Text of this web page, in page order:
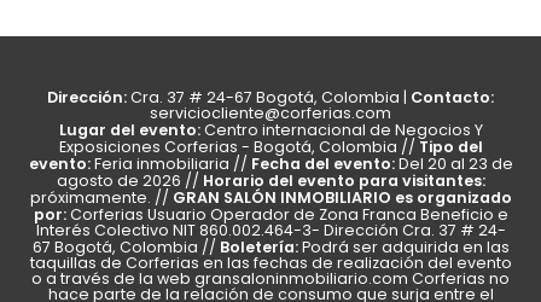
Dirección:Cra. 37 # 24-67 Bogotá, Colombia | Contacto:
serviciocliente@corferias.com
Lugar del evento:Centro internacional de Negocios Y
Exposiciones Corferias - Bogotá, Colombia // Tipo del
evento:Feria inmobiliaria // Fecha del evento:Del 20 al 23 de
agosto de 2026 // Horario del evento para visitantes:
próximamente. // GRAN SALÓN INMOBILIARIO es organizado
por:Corferias Usuario Operador de Zona Franca Beneficio e
Interés Colectivo NIT 860.002.464-3- Dirección Cra. 37 # 24-
67 Bogotá, Colombia // Boletería:Podrá ser adquirida en las
taquillas de Corferias en las fechas de realización del evento
o a través de la web gransaloninmobiliario.com Corferias no
hace parte de la relación de consumo que surja entre el